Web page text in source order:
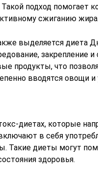
подход помогает
сжиганию жира.
выделяется диета
закрепление
продукты, что
вводятся овощи и
диетах, которые
в себя
Такие диеты могут
здоровья.